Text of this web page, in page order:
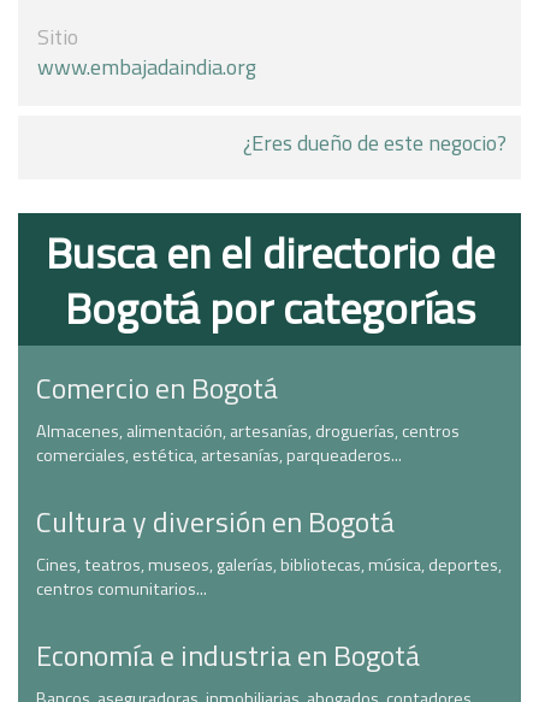
Sitio
www.embajadaindia.org
¿Eres dueño de este negocio?
Busca en el directorio de
Bogotá por categorías
Comercio en Bogotá
Almacenes, alimentación, artesanías, droguerías, centros
comerciales, estética, artesanías, parqueaderos...
Cultura y diversión en Bogotá
Cines, teatros, museos, galerías, bibliotecas, música, deportes,
centros comunitarios...
Economía e industria en Bogotá